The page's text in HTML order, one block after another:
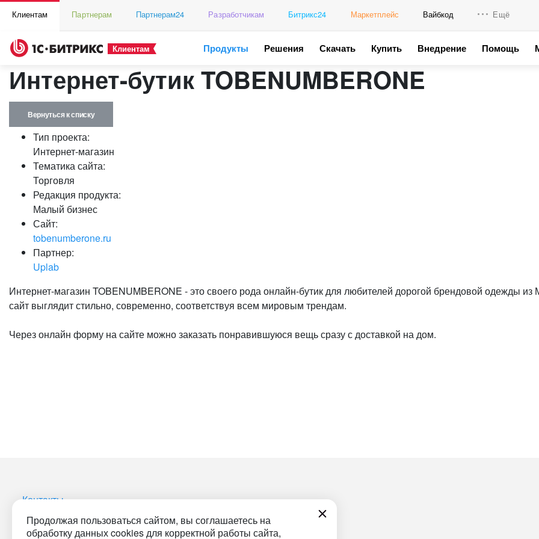
Продолжая пользоваться сайтом, вы соглашаетесь на
обработку данных cookies для корректной работы сайта,
Клиентам Партнерам Партнерам24 Разработчикам Битрикс24 Маркетплейс Вайбкод Ещё
Клиентам Продукты Решения Скачать Купить Внедрение Помощь
Интернет-бутик TOBENUMBERONE
Вернуться к списку
Тип проекта:
Интернет-магазин
Тематика сайта:
Торговля
Редакция продукта:
Малый бизнес
Сайт:
tobenumberone.ru
Партнер:
Uplab
Интернет-магазин TOBENUMBERONE - это своего рода онлайн-бутик для любителей дорогой брендовой одежды из
сайт выглядит стильно, современно, соответствуя всем мировым трендам.
Через онлайн форму на сайте можно заказать понравившуюся вещь сразу с доставкой на дом.
Контакты